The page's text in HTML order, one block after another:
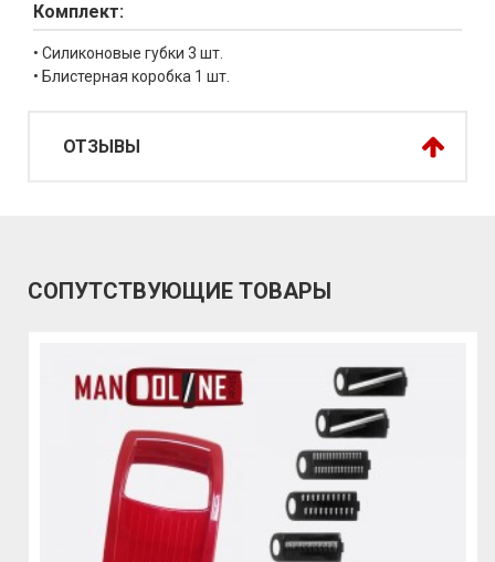
Комплект:
• Силиконовые губки 3 шт.
• Блистерная коробка 1 шт.
ОТЗЫВЫ
СОПУТСТВУЮЩИЕ ТОВАРЫ